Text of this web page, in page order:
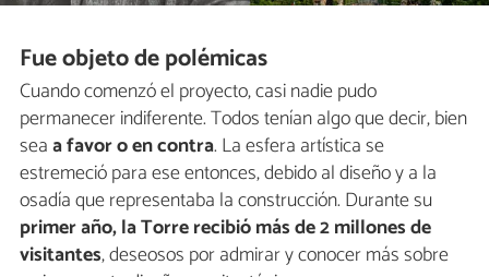
Fue objeto de polémicas
Cuando comenzó el proyecto, casi nadie pudo
permanecer indiferente. Todos tenían algo que decir, bien
seaa favor o en contra. La esfera artística se
estremeció para ese entonces, debido al diseño y a la
osadía que representaba la construcción. Durante su
primer año, la Torre recibió más de 2 millones de
visitantes, deseosos por admirar y conocer más sobre